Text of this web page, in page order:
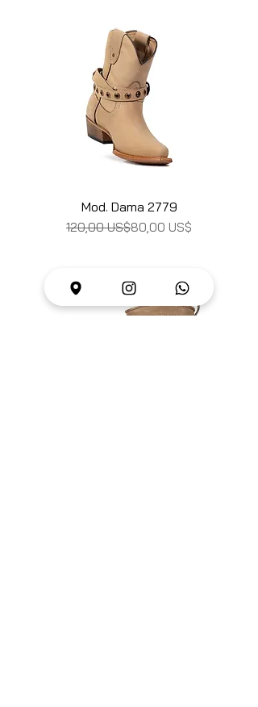
Mod. Dama 2779
Precio
120,00 US$Precio de oferta
80,00 US$